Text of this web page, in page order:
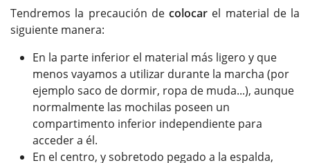
Tendremos la precaución de colocar el material de la
siguiente manera:
En la parte inferior el material más ligero y que
menos vayamos a utilizar durante la marcha (por
ejemplo saco de dormir, ropa de muda...), aunque
normalmente las mochilas poseen un
compartimento inferior independiente para
acceder a él.
En el centro, y sobretodo pegado a la espalda,